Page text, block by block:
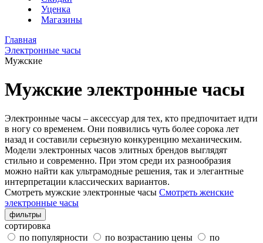
Уценка
Магазины
Главная
Электронные часы
Мужские
Мужские электронные часы
Электронные часы – аксессуар для тех, кто предпочитает идти
в ногу со временем. Они появились чуть более сорока лет
назад и составили серьезную конкуренцию механическим.
Модели электронных часов элитных брендов выглядят
стильно и современно. При этом среди их разнообразия
можно найти как ультрамодные решения, так и элегантные
интерпретации классических вариантов.
Смотреть мужские электронные часы Смотреть женские
электронные часы
фильтры
сортировка
по популярности
по возрастанию цены
по